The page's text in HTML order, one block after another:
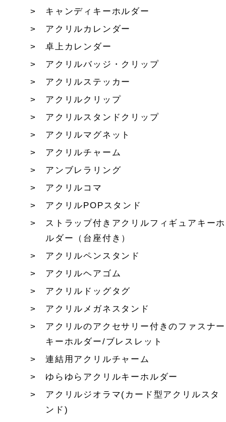
キャンディキーホルダー
アクリルカレンダー
卓上カレンダー
アクリルバッジ・クリップ
アクリルステッカー
アクリルクリップ
アクリルスタンドクリップ
アクリルマグネット
アクリルチャーム
アンブレラリング
アクリルコマ
アクリルPOPスタンド
ストラップ付きアクリルフィギュアキーホ
ルダー（台座付き）
アクリルペンスタンド
アクリルヘアゴム
アクリルドッグタグ
アクリルメガネスタンド
アクリルのアクセサリー付きのファスナー
キーホルダー/ブレスレット
連結用アクリルチャーム
ゆらゆらアクリルキーホルダー
アクリルジオラマ(カード型アクリルスタ
ンド)